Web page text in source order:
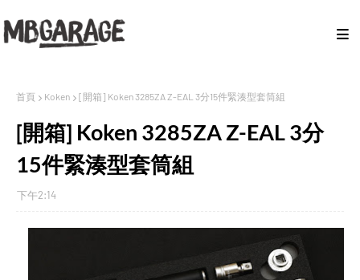
首頁 Koken [開箱] Koken 3285ZA Z-EAL 3分15件緊湊型套筒組
[開箱] Koken 3285ZA Z-EAL 3分
15件緊湊型套筒組
下午2:14